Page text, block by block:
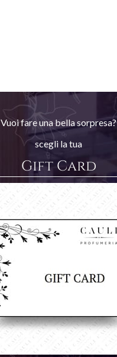
Vuoi fare una bella sorpresa?
scegli la tua
Gift Card